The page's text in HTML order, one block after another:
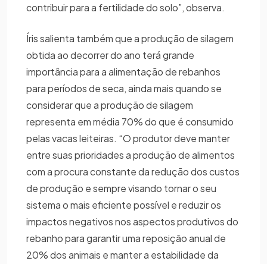
contribuir para a fertilidade do solo”, observa.
Íris salienta também que a produção de silagem
obtida ao decorrer do ano terá grande
importância para a alimentação de rebanhos
para períodos de seca, ainda mais quando se
considerar que a produção de silagem
representa em média 70% do que é consumido
pelas vacas leiteiras. “O produtor deve manter
entre suas prioridades a produção de alimentos
com a procura constante da redução dos custos
de produção e sempre visando tornar o seu
sistema o mais eficiente possível e reduzir os
impactos negativos nos aspectos produtivos do
rebanho para garantir uma reposição anual de
20% dos animais e manter a estabilidade da